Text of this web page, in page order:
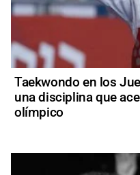
Taekwondo en los
una disciplina que
olímpico